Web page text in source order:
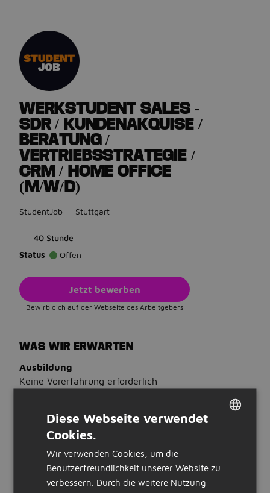
WERKSTUDENT SALES -
SDR / KUNDENAKQUISE /
BERATUNG /
VERTRIEBSSTRATEGIE /
CRM / HOME OFFICE
(M/W/D)
StudentJob Stuttgart
40 Stunde
Status
Offen
Jetzt bewerben
Bewirb dich auf der Webseite des Arbeitgebers
WAS WIR ERWARTEN
Ausbildung
Keine Vorerfahrung erforderlich
WAS WIR BIETEN
Stunden:
40 Stunden pro Woche
Beschäftigung
Diese Webseite verwendet
Cookies.
Wir verwenden Cookies, um die
Benutzerfreundlichkeit unserer Website zu
verbessern. Durch die weitere Nutzung